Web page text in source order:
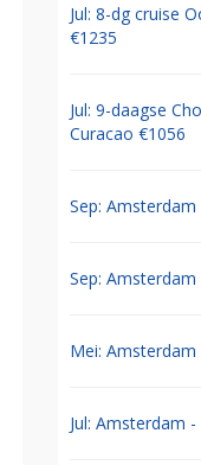
Jul: 8-dg cruise
€1235
Jul: 9-daagse
Curacao €1056
Sep:
Sep:
Mei:
Jul: Amsterdam